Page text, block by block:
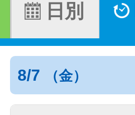
日別
8/7 （金）